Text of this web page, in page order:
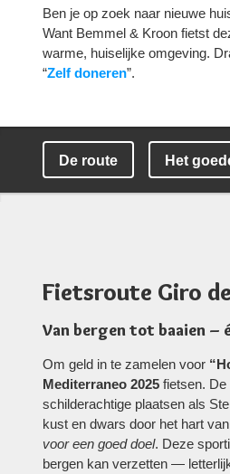
Ben je op zoek naar nieuwe
Want Bemmel & Kroon fietst
warme, huiselijke omgeving.
“Zelf doneren”.
De route Het
Fietsroute Giro
Van bergen tot baaien –
Om geld in te zamelen voor
Mediterraneo 2025 fietsen. De
schilderachtige plaatsen als
kust en dwars door het hart
voor een goed doel. Deze
bergen kan verzetten —